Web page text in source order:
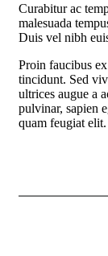
Curabitur ac
malesuada
Duis vel nibh
Proin faucibus
tincidunt. Sed
ultrices augue a
pulvinar, sapien
quam feugiat elit.